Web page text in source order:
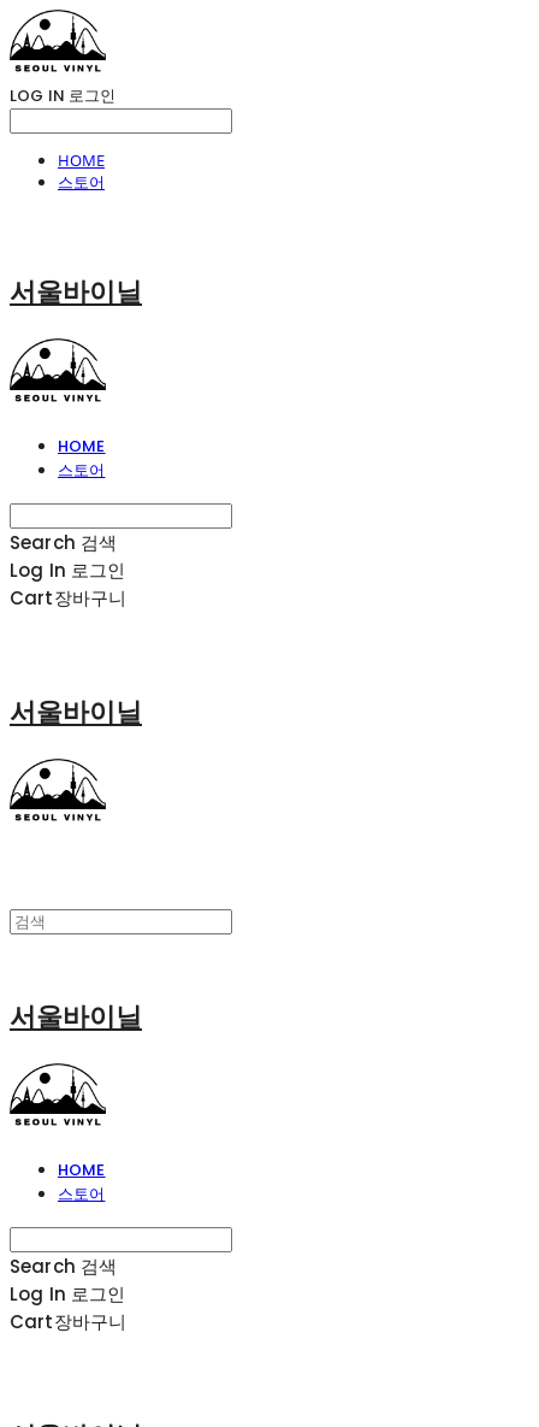
LOG IN 로그인
HOME
스토어
서울바이닐
HOME
스토어
Search 검색
Log In 로그인
Cart장바구니
서울바이닐
서울바이닐
HOME
스토어
Search 검색
Log In 로그인
Cart장바구니